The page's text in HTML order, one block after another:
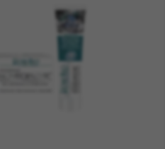
Hos A.Vogel
med til vores
hvor vi
strengeste
Her får den lov til at